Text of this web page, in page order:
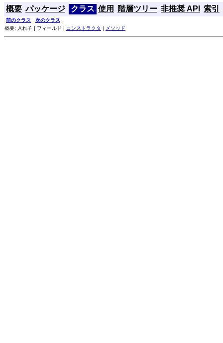
概要 パッケージ クラス 使用 階層ツリー 非推奨 API 索引
前のクラス
次のクラス
概要: 入れ子 | フィールド | コンストラクタ | メソッド